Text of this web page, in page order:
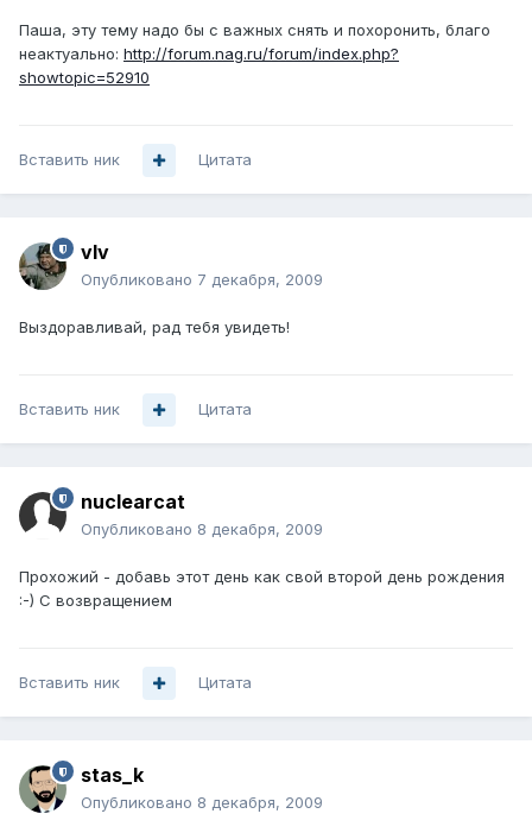
Паша, эту тему надо бы с важных снять и похоронить, благо
неактуально: http://forum.nag.ru/forum/index.php?
showtopic=52910
Вставить ник Цитата
vIv
Опубликовано 7 декабря, 2009
Выздоравливай, рад тебя увидеть!
Вставить ник Цитата
nuclearcat
Опубликовано 8 декабря, 2009
Прохожий - добавь этот день как свой второй день рождения
:-) С возвращением
Вставить ник Цитата
stas_k
Опубликовано 8 декабря, 2009